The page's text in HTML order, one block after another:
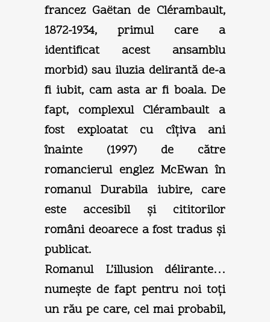
francez Gaëtan de Clérambault,
1872-1934, primul care a
identificat acest ansamblu
morbid) sau iluzia delirantă de-a
fi iubit, cam asta ar fi boala. De
fapt, complexul Clérambault a
fost exploatat cu cîţiva ani
înainte (1997) de către
romancierul englez McEwan în
romanul Durabila iubire, care
este accesibil şi cititorilor
români deoarece a fost tradus şi
publicat.
Romanul L’illusion délirante…
numeşte de fapt pentru noi toţi
un rău pe care, cel mai probabil,